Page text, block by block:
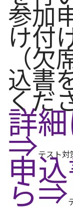
参加
け付
（欠
込書
くだ
詳
⇒テスト対
申
ら⇒